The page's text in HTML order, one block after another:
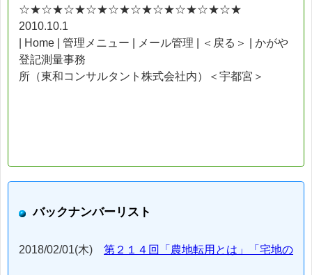
☆★☆★☆★☆★☆★☆★☆★☆★☆★☆★
2010.10.1
| Home | 管理メニュー | メール管理 | ＜戻る＞ | かがや
登記測量事務
所（東和コンサルタント株式会社内）＜宇都宮＞
バックナンバーリスト
2018/02/01(木) 第２１４回「農地転用とは」「宅地の